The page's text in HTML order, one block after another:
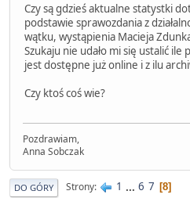
Czy są gdzieś aktualne statystki
podstawie sprawozdania z
wątku, wystąpienia Macieja
Szukaju nie udało mi się ustalić
jest dostępne już online i z ilu
Czy ktoś coś wie?
Pozdrawiam,
Anna Sobczak
DO GÓRY Strony 1 ... 6 7 8